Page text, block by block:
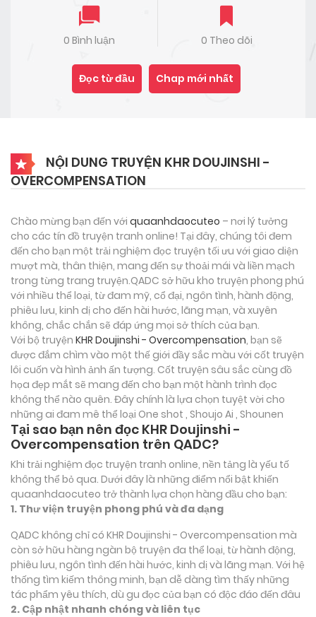
0 Bình luận 0 Theo dõi
Đọc từ đầu Chap mới nhất
NỘI DUNG TRUYỆN KHR DOUJINSHI -
OVERCOMPENSATION
Chào mừng bạn đến với quaanhdaocuteo – nơi lý tưởng
cho các tín đồ truyện tranh online! Tại đây, chúng tôi đem
đến cho bạn một trải nghiệm đọc truyện tối ưu với giao diện
mượt mà, thân thiện, mang đến sự thoải mái và liền mạch
trong từng trang truyện.QADC sở hữu kho truyện phong phú
với nhiều thể loại, từ đam mỹ, cổ đại, ngôn tình, hành động,
phiêu lưu, kinh dị cho đến hài hước, lãng mạn, và xuyên
không, chắc chắn sẽ đáp ứng mọi sở thích của bạn.
Với bộ truyện KHR Doujinshi - Overcompensation, bạn sẽ
được đắm chìm vào một thế giới đầy sắc màu với cốt truyện
lôi cuốn và hình ảnh ấn tượng. Cốt truyện sâu sắc cùng đồ
họa đẹp mắt sẽ mang đến cho bạn một hành trình đọc
không thể nào quên. Đây chính là lựa chọn tuyệt vời cho
những ai đam mê thể loại One shot , Shoujo Ai , Shounen
Tại sao bạn nên đọc KHR Doujinshi -
Overcompensation trên QADC?
Khi trải nghiệm đọc truyện tranh online, nền tảng là yếu tố
không thể bỏ qua. Dưới đây là những điểm nổi bật khiến
quaanhdaocuteo trở thành lựa chọn hàng đầu cho bạn:
1. Thư viện truyện phong phú và đa dạng
QADC không chỉ có KHR Doujinshi - Overcompensation mà
còn sở hữu hàng ngàn bộ truyện đa thể loại, từ hành động,
phiêu lưu, ngôn tình đến hài hước, kinh dị và lãng mạn. Với hệ
thống tìm kiếm thông minh, bạn dễ dàng tìm thấy những
tác phẩm yêu thích, dù gu đọc của bạn có độc đáo đến đâu
2. Cập nhật nhanh chóng và liên tục